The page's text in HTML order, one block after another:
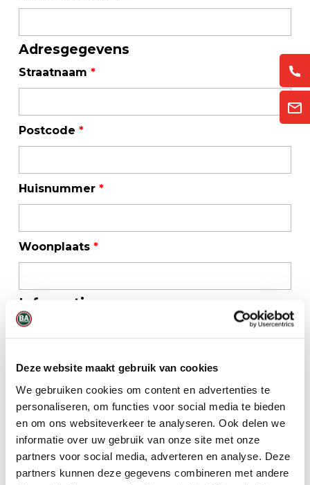
Deze website maakt gebruik van cookies
We gebruiken cookies om content en advertenties te
personaliseren, om functies voor social media te bieden
en om ons websiteverkeer te analyseren. Ook delen we
informatie over uw gebruik van onze site met onze
partners voor social media, adverteren en analyse. Deze
partners kunnen deze gegevens combineren met andere
Adresgegevens
Straatnaam *
Postcode *
Huisnummer *
Woonplaats *
Informatie
Uw bericht